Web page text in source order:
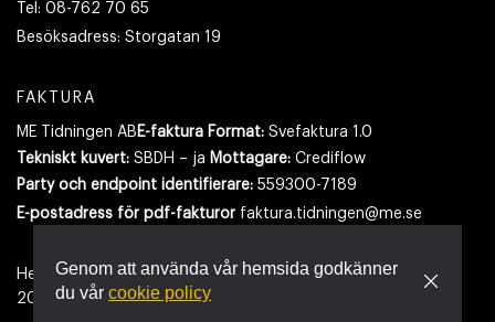
Tel: 08-762 70 65
Besöksadress: Storgatan 19
FAKTURA
ME Tidningen AB E-faktura Format: Svefaktura 1.0
Tekniskt kuvert: SBDH – ja Mottagare: Crediflow
Party och endpoint identifierare: 559300-7189
E-postadress för pdf-fakturor faktura.tidningen@me.se
Hemsidan använder cookies.Läs mer
2026- Tidningen Maskinentreprenören
Genom att använda vår hemsida godkänner
du vår cookie policy